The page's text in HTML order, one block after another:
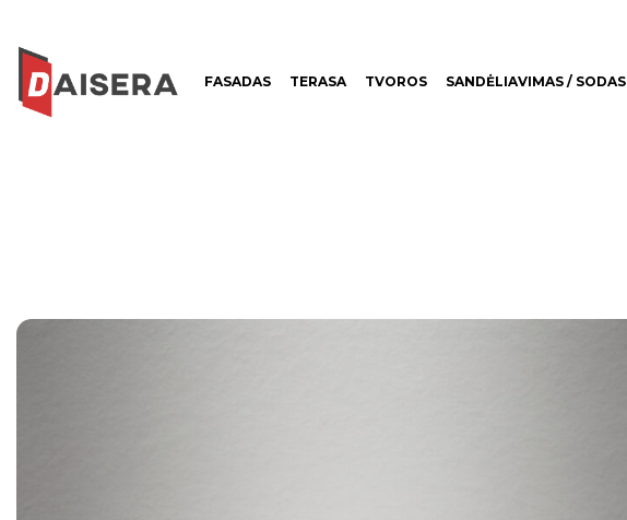
FASADAS TERASA TVOROS SANDĖLIAVIMAS / SODAS